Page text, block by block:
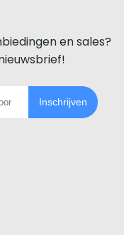
en sales?
Inschrijven